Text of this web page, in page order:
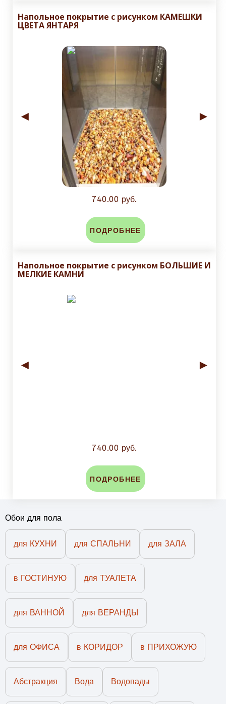
Напольное покрытие с рисунком КАМЕШКИ
ЦВЕТА ЯНТАРЯ
◄ ►
740.00 руб.
ПОДРОБНЕЕ
Напольное покрытие с рисунком БОЛЬШИЕ И
МЕЛКИЕ КАМНИ
◄ ►
740.00 руб.
ПОДРОБНЕЕ
Обои для пола
для КУХНИ для СПАЛЬНИ для ЗАЛА
в ГОСТИНУЮ для ТУАЛЕТА
для ВАННОЙ для ВЕРАНДЫ
для ОФИСА в КОРИДОР в ПРИХОЖУЮ
Абстракция Вода Водопады